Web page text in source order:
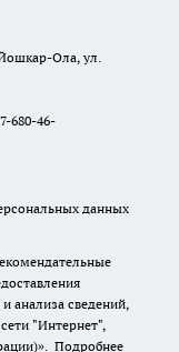
Ола, ул.
680-46-
данных
анализа сведений,
"Интернет",
Подробнее